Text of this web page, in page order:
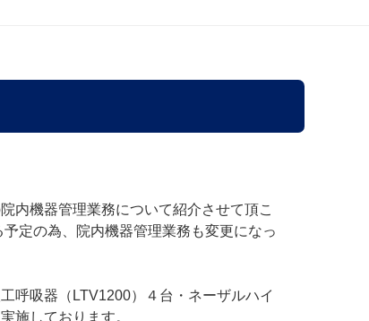
内機器管理業務について紹介させて頂こ
定の為、院内機器管理業務も変更になっ
呼吸器（LTV1200）４台・ネーザルハイ
施しております。